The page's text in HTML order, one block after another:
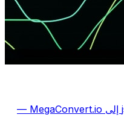
لتحويل JSON إلى CSV، ارفع .json إلى MegaConvert.io —